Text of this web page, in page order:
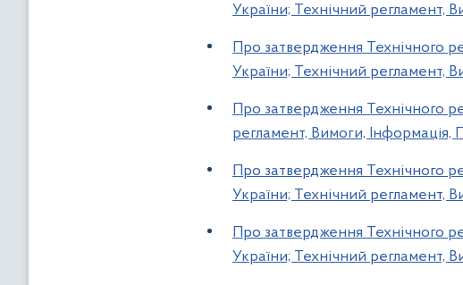
України; Технічний регламент,
Про затвердження Технічного
України; Технічний регламент,
Про затвердження Технічного
регламент, Вимоги, Інформація,
Про затвердження Технічного
України; Технічний регламент,
Про затвердження Технічного
України; Технічний регламент,